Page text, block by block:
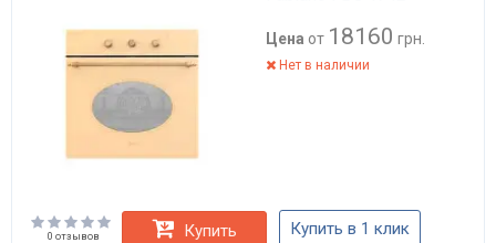
Цена от 18160 грн.
Нет в наличии
0 отзывов Купить Купить в 1 клик